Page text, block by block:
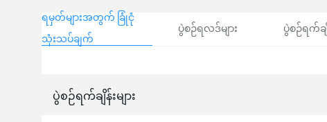
ရမှတ်များအတွက် ခြုံငုံ
သုံးသပ်ချက်
ပွဲစဉ်ရလဒ်များ ပွဲစဉ်ရက်ချိ
ပွဲစဉ်ရက်ချိန်းများ